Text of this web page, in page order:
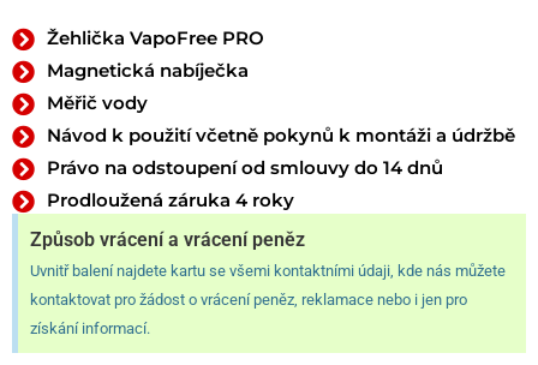
Žehlička VapoFree PRO
Magnetická nabíječka
Měřič vody
Návod k použití včetně pokynů k montáži a údržbě
Právo na odstoupení od smlouvy do 14 dnů
Prodloužená záruka 4 roky
Způsob vrácení a vrácení peněz
Uvnitř balení najdete kartu se všemi kontaktními údaji, kde nás můžete
kontaktovat pro žádost o vrácení peněz, reklamace nebo i jen pro
získání informací.